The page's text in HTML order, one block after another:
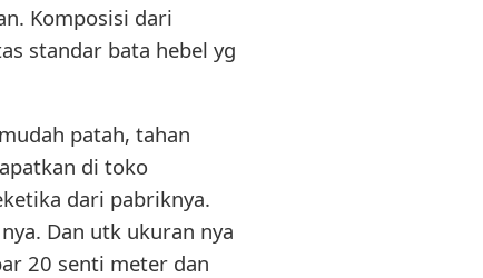
Komposisi dari
standar bata hebel yg
patah, tahan
di toko
dari pabriknya.
Dan utk ukuran nya
20 senti meter dan